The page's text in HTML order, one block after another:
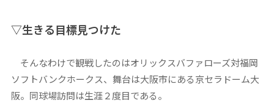
▽生きる目標見つけた
そんなわけで観戦したのはオリックスバファローズ対福岡
ソフトバンクホークス、舞台は大阪市にある京セラドーム大
阪。同球場訪問は生涯２度目である。